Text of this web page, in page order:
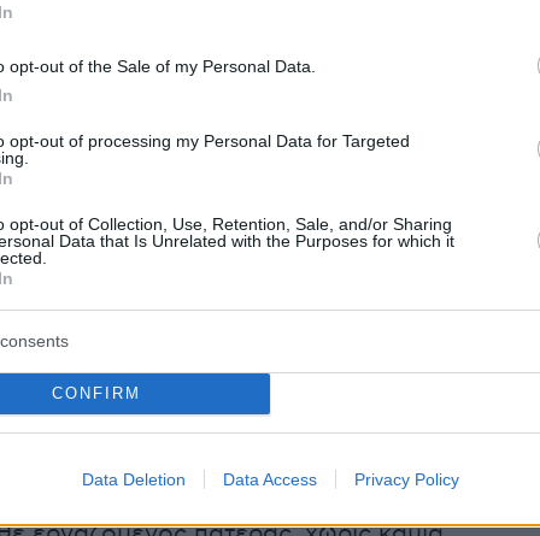
opt-out of the Sale of my Personal Data.
opt-out of processing my Personal Data for Targeted
opt-out of Collection, Use, Retention, Sale, and/or Sharing
Data that Is Unrelated with the Purposes for which it
CONFIRM
Data Deletion Data Access Privacy Policy
που θεσμοθετούνται ή επεκτείνονται
14 ημέρες με αποδοχές
ή τμηματικά σύμφωνα με την αίτηση
εξής είτε: α) είτε ο εργαζόμενος λαμβάνει
άδειας πριν την αναμενόμενη ημερομηνία
να καλύπτονται οι ανάγκες που
την εγκυμοσύνη και τον τοκετό, οπότε στην
οι υπόλοιπες δώδεκα (12) ημέρες,
συνολικά ή τμηματικά, άμεσα λόγω της
τέκνου, εντός τριάντα (30) ημερών από την
είτε β) χορηγείται το σύνολο των